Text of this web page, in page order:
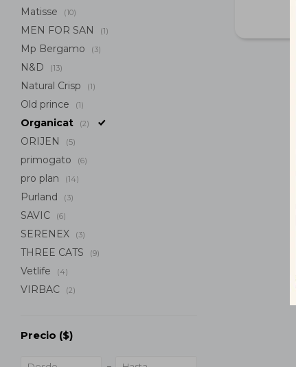
Matisse (10)
MEN FOR SAN (1)
Mp Bergamo (3)
N&D (13)
Natural Crisp (1)
Old prince (1)
Organicat (2)
ORIJEN (5)
primogato (6)
pro plan (14)
Purland (3)
SAVIC (6)
SERENEX (3)
THREE CATS (9)
Vetlife (4)
VIRBAC (2)
Precio ($)